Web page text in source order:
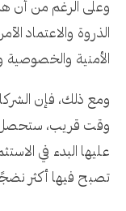
وعلى الرغم من أن
الذروة والاعتماد
الأمنية والخصوصية
ومع ذلك، فإن
وقت قريب، ستحصل
عليها البدء في
تصبح فيها أكثر